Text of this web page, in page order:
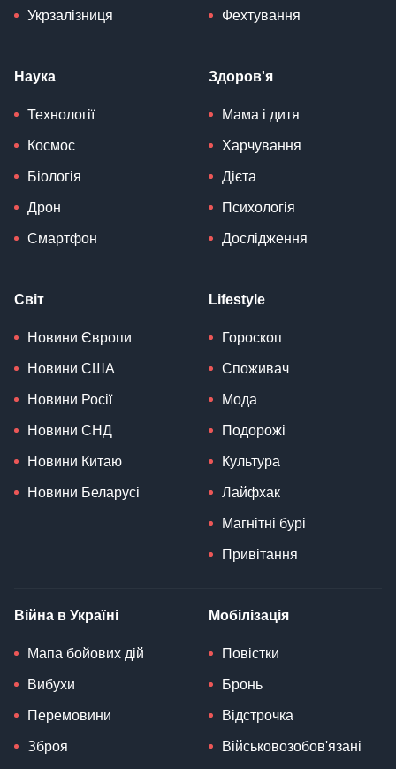
Укрзалізниця Фехтування
Наука
Технології
Космос
Біологія
Дрон
Смартфон
Здоров'я
Мама і дитя
Харчування
Дієта
Психологія
Дослідження
Світ
Новини Європи
Новини США
Новини Росії
Новини СНД
Новини Китаю
Новини Беларусі
Lifestyle
Гороскоп
Споживач
Мода
Подорожі
Культура
Лайфхак
Магнітні бурі
Привітання
Війна в Україні
Мапа бойових дій
Вибухи
Перемовини
Зброя
Мобілізація
Повістки
Бронь
Відстрочка
Військовозобов'язані